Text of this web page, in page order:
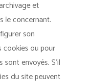
et
le concernant.
son
cookies ou pour
envoyés. S’il
du site peuvent